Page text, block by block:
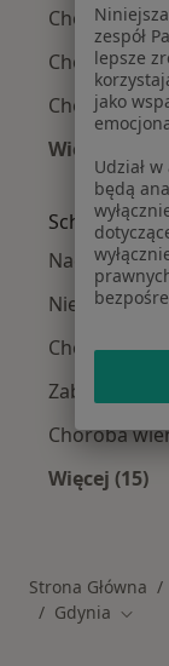
Choroby
Choroby
Choroby
Więcej (8)
Więcej
Schorzenia
Choroby
Zaburzenia
Choroba
Więcej (15)
Strona Główna
Gdynia
zespół
lepsze
jako
Udział
będą